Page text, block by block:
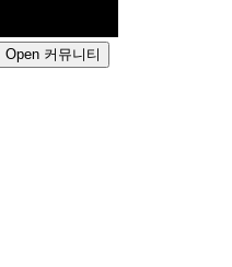
Open 커뮤니티